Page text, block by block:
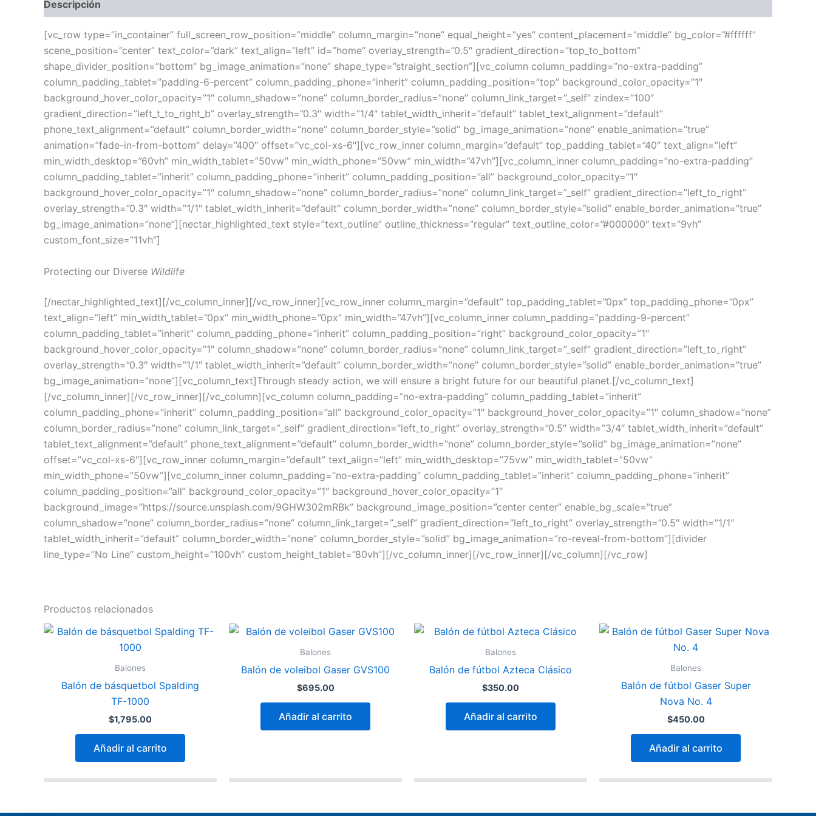
Descripción
[vc_row type=”in_container” full_screen_row_position=”middle” column_margin=”none” equal_height=”yes” content_placement=”middle” bg_color=”#ffffff”
scene_position=”center” text_color=”dark” text_align=”left” id=”home” overlay_strength=”0.5″ gradient_direction=”top_to_bottom”
shape_divider_position=”bottom” bg_image_animation=”none” shape_type=”straight_section”][vc_column column_padding=”no-extra-padding”
column_padding_tablet=”padding-6-percent” column_padding_phone=”inherit” column_padding_position=”top” background_color_opacity=”1″
background_hover_color_opacity=”1″ column_shadow=”none” column_border_radius=”none” column_link_target=”_self” zindex=”100″
gradient_direction=”left_t_to_right_b” overlay_strength=”0.3″ width=”1/4″ tablet_width_inherit=”default” tablet_text_alignment=”default”
phone_text_alignment=”default” column_border_width=”none” column_border_style=”solid” bg_image_animation=”none” enable_animation=”true”
animation=”fade-in-from-bottom” delay=”400″ offset=”vc_col-xs-6″][vc_row_inner column_margin=”default” top_padding_tablet=”40″ text_align=”left”
min_width_desktop=”60vh” min_width_tablet=”50vw” min_width_phone=”50vw” min_width=”47vh”][vc_column_inner column_padding=”no-extra-padding”
column_padding_tablet=”inherit” column_padding_phone=”inherit” column_padding_position=”all” background_color_opacity=”1″
background_hover_color_opacity=”1″ column_shadow=”none” column_border_radius=”none” column_link_target=”_self” gradient_direction=”left_to_right”
overlay_strength=”0.3″ width=”1/1″ tablet_width_inherit=”default” column_border_width=”none” column_border_style=”solid” enable_border_animation=”true”
bg_image_animation=”none”][nectar_highlighted_text style=”text_outline” outline_thickness=”regular” text_outline_color=”#000000″ text=”9vh”
custom_font_size=”11vh”]
Protecting our Diverse Wildlife
[/nectar_highlighted_text][/vc_column_inner][/vc_row_inner][vc_row_inner column_margin=”default” top_padding_tablet=”0px” top_padding_phone=”0px”
text_align=”left” min_width_tablet=”0px” min_width_phone=”0px” min_width=”47vh”][vc_column_inner column_padding=”padding-9-percent”
column_padding_tablet=”inherit” column_padding_phone=”inherit” column_padding_position=”right” background_color_opacity=”1″
background_hover_color_opacity=”1″ column_shadow=”none” column_border_radius=”none” column_link_target=”_self” gradient_direction=”left_to_right”
overlay_strength=”0.3″ width=”1/1″ tablet_width_inherit=”default” column_border_width=”none” column_border_style=”solid” enable_border_animation=”true”
bg_image_animation=”none”][vc_column_text]Through steady action, we will ensure a bright future for our beautiful planet.[/vc_column_text]
[/vc_column_inner][/vc_row_inner][/vc_column][vc_column column_padding=”no-extra-padding” column_padding_tablet=”inherit”
column_padding_phone=”inherit” column_padding_position=”all” background_color_opacity=”1″ background_hover_color_opacity=”1″ column_shadow=”none”
column_border_radius=”none” column_link_target=”_self” gradient_direction=”left_to_right” overlay_strength=”0.5″ width=”3/4″ tablet_width_inherit=”default”
tablet_text_alignment=”default” phone_text_alignment=”default” column_border_width=”none” column_border_style=”solid” bg_image_animation=”none”
offset=”vc_col-xs-6″][vc_row_inner column_margin=”default” text_align=”left” min_width_desktop=”75vw” min_width_tablet=”50vw”
min_width_phone=”50vw”][vc_column_inner column_padding=”no-extra-padding” column_padding_tablet=”inherit” column_padding_phone=”inherit”
column_padding_position=”all” background_color_opacity=”1″ background_hover_color_opacity=”1″
background_image=”https://source.unsplash.com/9GHW302mRBk” background_image_position=”center center” enable_bg_scale=”true”
column_shadow=”none” column_border_radius=”none” column_link_target=”_self” gradient_direction=”left_to_right” overlay_strength=”0.5″ width=”1/1″
tablet_width_inherit=”default” column_border_width=”none” column_border_style=”solid” bg_image_animation=”ro-reveal-from-bottom”][divider
line_type=”No Line” custom_height=”100vh” custom_height_tablet=”80vh”][/vc_column_inner][/vc_row_inner][/vc_column][/vc_row]
Productos relacionados
Balones
Balón de básquetbol Spalding
TF-1000
$1,795.00
Añadir al carrito
Balones
Balón de voleibol Gaser GVS100
$695.00
Añadir al carrito
Balones
Balón de fútbol Azteca Clásico
$350.00
Añadir al carrito
Balones
Balón de fútbol Gaser Super
Nova No. 4
$450.00
Añadir al carrito